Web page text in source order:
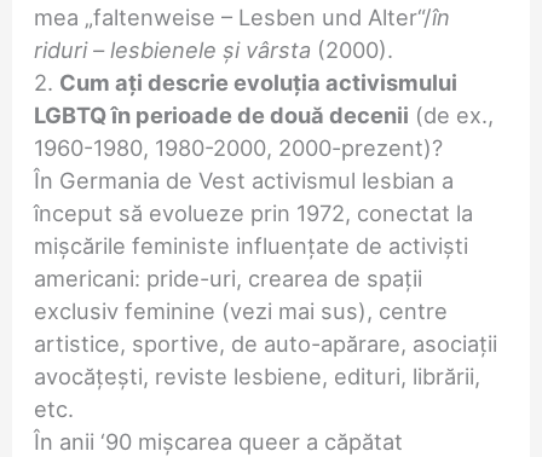
mea „faltenweise – Lesben und Alter“/în
riduri – lesbienele și vârsta (2000).
2. Cum ați descrie evoluția activismului
LGBTQ în perioade de două decenii (de ex.,
1960-1980, 1980-2000, 2000-prezent)?
În Germania de Vest activismul lesbian a
început să evolueze prin 1972, conectat la
mișcările feministe influențate de activiști
americani: pride-uri, crearea de spații
exclusiv feminine (vezi mai sus), centre
artistice, sportive, de auto-apărare, asociații
avocățești, reviste lesbiene, edituri, librării,
etc.
În anii ‘90 mișcarea queer a căpătat